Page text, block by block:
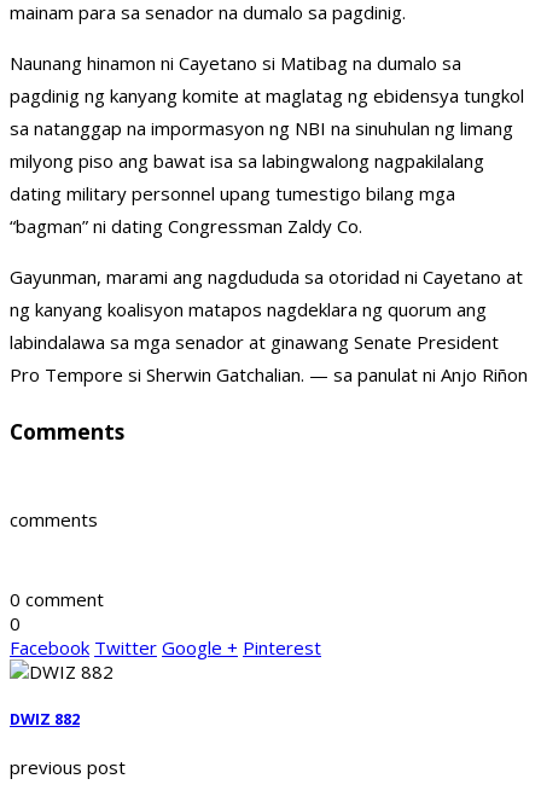
mainam para sa senador na dumalo sa pagdinig.
Naunang hinamon ni Cayetano si Matibag na dumalo sa
pagdinig ng kanyang komite at maglatag ng ebidensya tungkol
sa natanggap na impormasyon ng NBI na sinuhulan ng limang
milyong piso ang bawat isa sa labingwalong nagpakilalang
dating military personnel upang tumestigo bilang mga
“bagman” ni dating Congressman Zaldy Co.
Gayunman, marami ang nagdududa sa otoridad ni Cayetano at
ng kanyang koalisyon matapos nagdeklara ng quorum ang
labindalawa sa mga senador at ginawang Senate President
Pro Tempore si Sherwin Gatchalian. — sa panulat ni Anjo Riñon
Comments
comments
0 comment
0
Facebook Twitter Google + Pinterest
DWIZ 882
previous post